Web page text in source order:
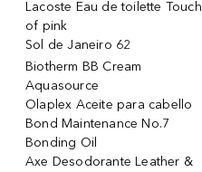
Lacoste Eau de toilette Touch
of pink
Sol de Janeiro 62
Biotherm BB Cream
Aquasource
Olaplex Aceite para cabello
Bond Maintenance No.7
Bonding Oil
Axe Desodorante Leather &